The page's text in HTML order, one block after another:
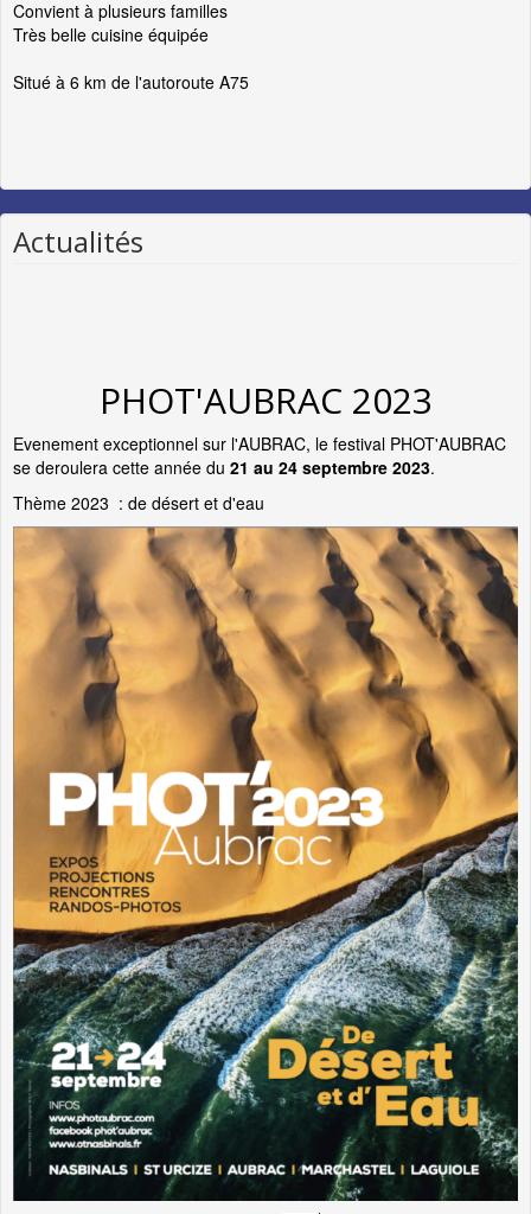
Convient à plusieurs familles
Très belle cuisine équipée
Situé à 6 km de l'autoroute A75
Actualités
PHOT'AUBRAC 2023
Evenement exceptionnel sur l'AUBRAC, le festival PHOT'AUBRAC
se deroulera cette année du 21 au 24 septembre 2023.
Thème 2023 : de désert et d'eau